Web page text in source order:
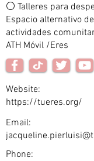
⚪️ Talleres para
Espacio alternativo
actividades
ATH Móvil /Eres
Website:
https://tueres.org/
Email:
Phone: